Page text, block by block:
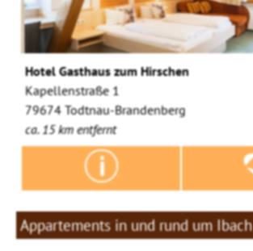
Hotel Gasthaus zum Hirschen
Kapellenstraße 1
79674 Todtnau-Brandenberg
ca. 15 km entfernt
Appartements in und rund um Ibach